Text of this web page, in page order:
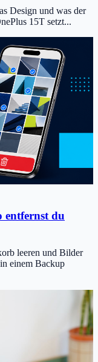
Design und was der
15T setzt...
entfernst du
leeren und Bilder
einem Backup